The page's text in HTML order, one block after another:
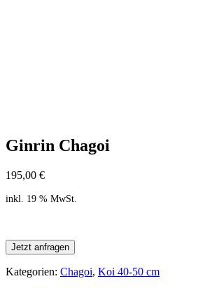
Ginrin Chagoi
195,00 €
inkl. 19 % MwSt.
Jetzt anfragen
Kategorien: Chagoi, Koi 40-50 cm